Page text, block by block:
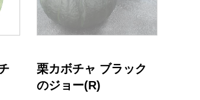
栗カボチャ ブラック
のジョー(R)